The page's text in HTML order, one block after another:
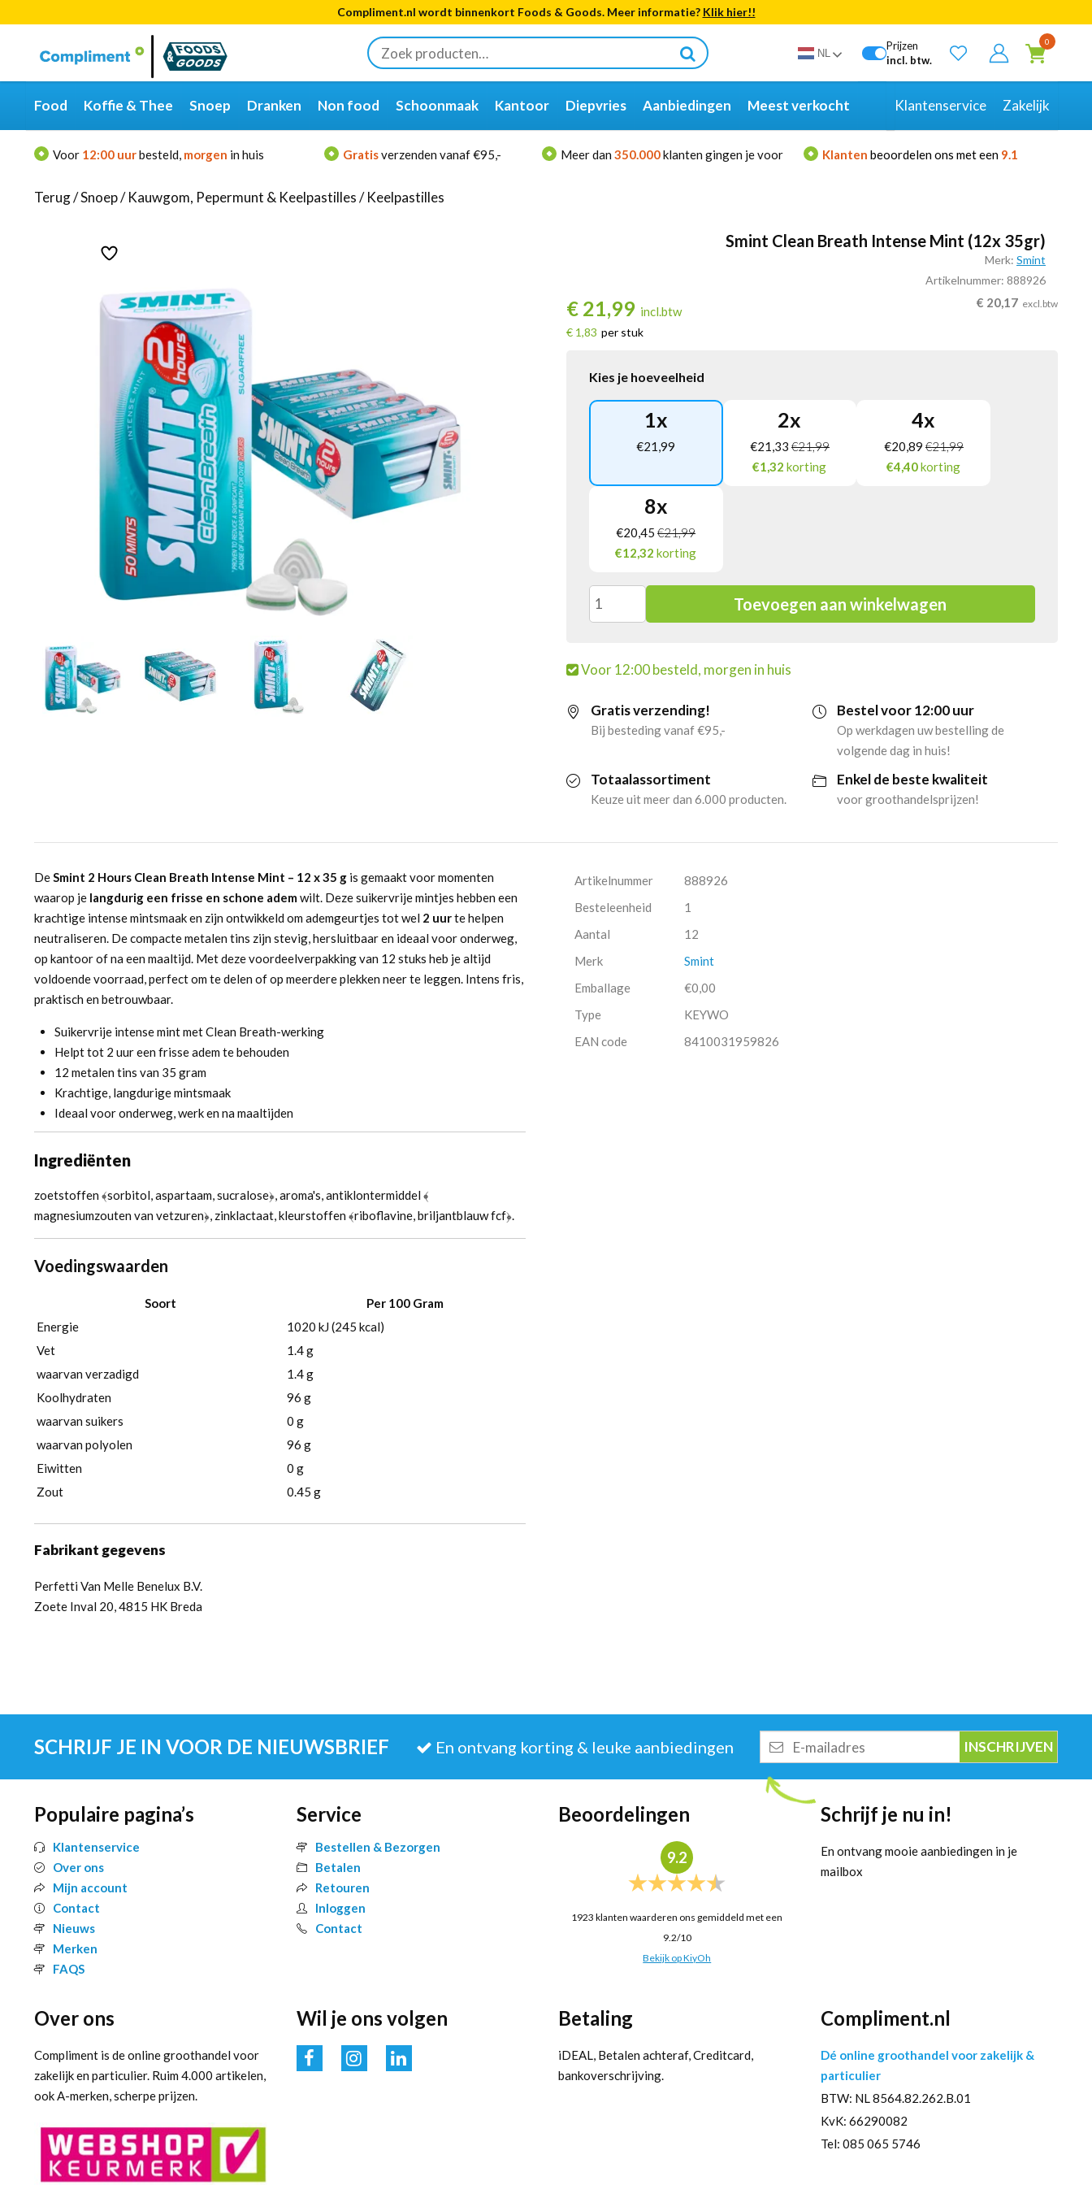
Compliment.nl wordt binnenkort Foods & Goods. Meer informatie? Klik hier!!
Zoeken
naar:
Categorieën
Merken
NL
Prijzen
incl. btw.
0
Food Koffie & Thee Snoep Dranken Non food Schoonmaak Kantoor Diepvries Aanbiedingen Meest verkocht Klantenservice Zakelijk
Voor 12:00 uurbesteld, morgen in huis Gratisverzenden vanaf €95,- Meer dan 350.000klanten gingen je voor Klanten beoordelen ons met een 9.1
Terug/Snoep/Kauwgom, Pepermunt & Keelpastilles/Keelpastilles
Smint Clean Breath Intense Mint (12x 35gr)
Merk: Smint
Artikelnummer: 888926
€ 21,99 incl.btw
€ 1,83 per stuk
€ 20,17 excl.btw
Kies je hoeveelheid
1x
€21,99
2x
€21,33 €21,99
€1,32 korting
4x
€20,89 €21,99
€4,40korting
8x
€20,45 €21,99
€12,32 korting
Smint
Breath
Intense
Toevoegen aan winkelwagen
Voor 12:00 besteld, morgen in huis
Gratis verzending!
Bij besteding vanaf €95,-
Bestel voor 12:00 uur
Op werkdagen uw bestelling de
volgende dag in huis!
Totaalassortiment
Keuze uit meer dan 6.000 producten.
Enkel de beste kwaliteit
voor groothandelsprijzen!
DeSmint 2 Hours Clean Breath Intense Mint – 12 x 35 g is gemaakt voor momenten
waarop je langdurig een frisse en schone adem wilt. Deze suikervrije mintjes hebben een
krachtige intense mintsmaak en zijn ontwikkeld om ademgeurtjes tot wel 2 uurte helpen
neutraliseren. De compacte metalen tins zijn stevig, hersluitbaar en ideaal voor onderweg,
op kantoor of na een maaltijd. Met deze voordeelverpakking van 12 stuks heb je altijd
voldoende voorraad, perfect om te delen of op meerdere plekken neer te leggen. Intens fris,
praktisch en betrouwbaar.
Suikervrije intense mint met Clean Breath-werking
Helpt tot 2 uur een frisse adem te behouden
12 metalen tins van 35 gram
Krachtige, langdurige mintsmaak
Ideaal voor onderweg, werk en na maaltijden
Ingrediënten
zoetstoffen ﴾sorbitol, aspartaam, sucralose﴿, aroma's, antiklontermiddel ﴾
magnesiumzouten van vetzuren﴿, zinklactaat, kleurstoffen ﴾riboflavine, briljantblauw fcf﴿.
Voedingswaarden
Soort
Per 100 Gram
Energie
1020 kJ (245 kcal)
Vet
1.4 g
waarvan verzadigd
1.4 g
Koolhydraten
96 g
waarvan suikers
0 g
waarvan polyolen
96 g
Eiwitten
0 g
Zout
0.45 g
Fabrikant gegevens
Perfetti Van Melle Benelux B.V.
Zoete Inval 20, 4815 HK Breda
Artikelnummer
888926
Besteleenheid
1
Aantal
12
Merk
Smint
Emballage
€0,00
Type
KEYWO
EAN code
8410031959826
SCHRIJF JE IN VOOR DE NIEUWSBRIEF En ontvang korting & leuke aanbiedingen
mailadres
Populaire pagina’s
Klantenservice
Over ons
Mijn account
Contact
Nieuws
Merken
FAQS
Service
Bestellen & Bezorgen
Betalen
Retouren
Inloggen
Contact
Beoordelingen
9.2
1923 klanten waarderen ons gemiddeld met een
9.2/10
Bekijk op KiyOh
Schrijf je nu in!
En ontvang mooie aanbiedingen in je
mailbox
Over ons
Compliment is de online groothandel voor
zakelijk en particulier. Ruim 4.000 artikelen,
ook A-merken, scherpe prijzen.
Wil je ons volgen Betaling
iDEAL, Betalen achteraf, Creditcard,
bankoverschrijving.
Compliment.nl
Dé online groothandel voor zakelijk &
particulier
BTW: NL 8564.82.262.B.01
KvK: 66290082
Tel: 085 065 5746